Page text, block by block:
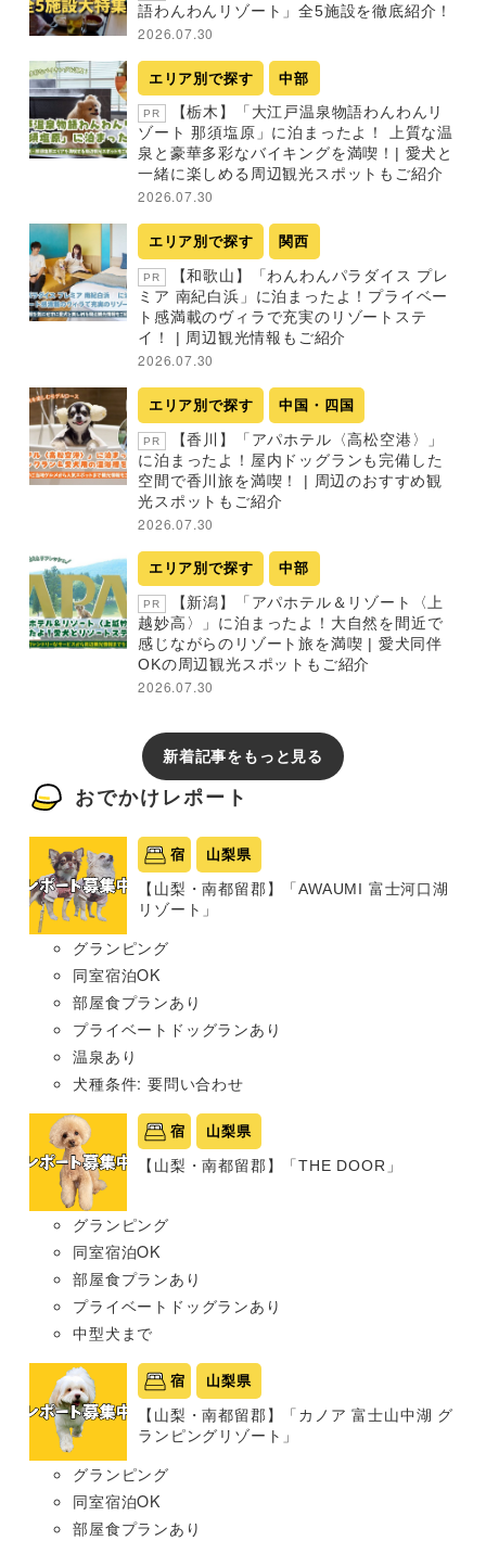
語わんわんリゾート」全5施設を徹底紹介！
2026.07.30
エリア別で探す 中部
PR
【栃木】「大江戸温泉物語わんわんリ
ゾート 那須塩原」に泊まったよ！ 上質な温
泉と豪華多彩なバイキングを満喫！| 愛犬と
一緒に楽しめる周辺観光スポットもご紹介
2026.07.30
エリア別で探す 関西
PR
【和歌山】「わんわんパラダイス プレ
ミア 南紀白浜」に泊まったよ！プライベー
ト感満載のヴィラで充実のリゾートステ
イ！ | 周辺観光情報もご紹介
2026.07.30
エリア別で探す 中国・四国
PR
【香川】「アパホテル〈高松空港〉」
に泊まったよ！屋内ドッグランも完備した
空間で香川旅を満喫！ | 周辺のおすすめ観
光スポットもご紹介
2026.07.30
エリア別で探す 中部
PR
【新潟】「アパホテル＆リゾート〈上
越妙高〉」に泊まったよ！大自然を間近で
感じながらのリゾート旅を満喫 | 愛犬同伴
OKの周辺観光スポットもご紹介
2026.07.30
新着記事をもっと見る
おでかけレポート
宿 山梨県
【山梨・南都留郡】「AWAUMI 富士河口湖
リゾート」
グランピング
同室宿泊OK
部屋食プランあり
プライベートドッグランあり
温泉あり
犬種条件: 要問い合わせ
宿 山梨県
【山梨・南都留郡】「THE DOOR」
グランピング
同室宿泊OK
部屋食プランあり
プライベートドッグランあり
中型犬まで
宿 山梨県
【山梨・南都留郡】「カノア 富士山中湖 グ
ランピングリゾート」
グランピング
同室宿泊OK
部屋食プランあり